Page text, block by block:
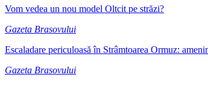
Vom vedea un nou model Oltcit pe străzi?
Gazeta Brasovului
Escaladare periculoasă în Strâmtoarea Ormuz:
Gazeta Brasovului